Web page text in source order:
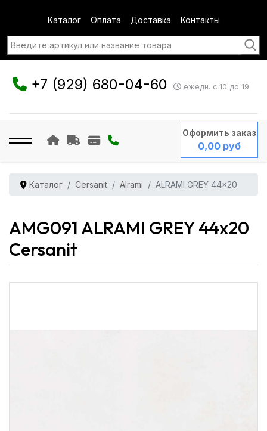
Каталог Оплата Доставка Контакты
+7 (929) 680-04-60 ежедн. с 10 до 19
Оформить заказ
0,00 руб
Каталог Cersanit Alrami ALRAMI GREY 44x20
AMG091 ALRAMI GREY 44x20
Cersanit